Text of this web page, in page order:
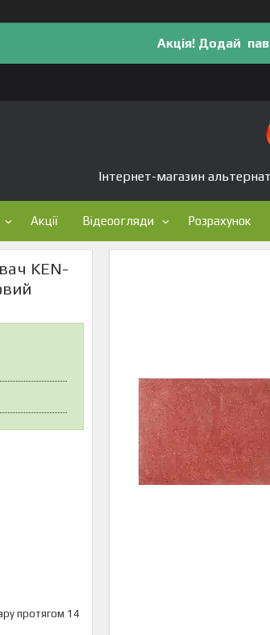
Акція! Додай
Інтернет-магазин
Акції Відеоогляди Розрахунок
KEN-
протягом 14